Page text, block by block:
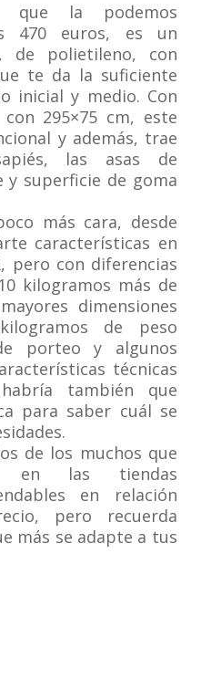
que la podemos
470 euros, es un
de polietileno, con
te da la suficiente
inicial y medio. Con
295×75 cm, este
y además, trae
las asas de
y superficie de goma
más cara, desde
características en
pero con diferencias
kilogramos más de
dimensiones
de peso
porteo y algunos
técnicas
también que
para saber cuál se
de los muchos que
en las tiendas
en relación
pero recuerda
más se adapte a tus